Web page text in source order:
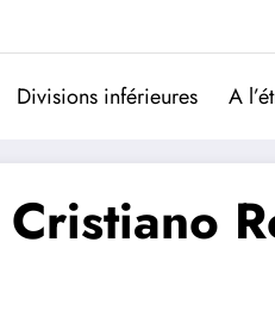
Divisions inférieures A